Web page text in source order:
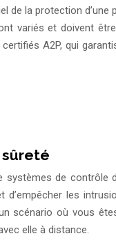
de la protection
variés et doivent
A2P, qui
de contrôle
les
scénario où vous
elle à distance.